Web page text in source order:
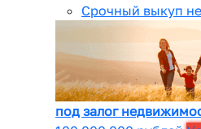
Срочный выкуп
под залог